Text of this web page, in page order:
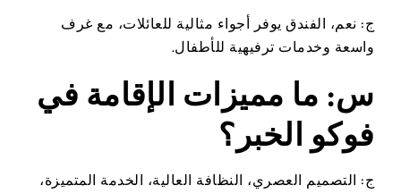
ج: نعم، الفندق يوفر أجواء مثالية للعائلات، مع غرف
واسعة وخدمات ترفيهية للأطفال.
س: ما مميزات الإقامة في
فوكو الخبر؟
ج: التصميم العصري، النظافة العالية، الخدمة المتميزة،